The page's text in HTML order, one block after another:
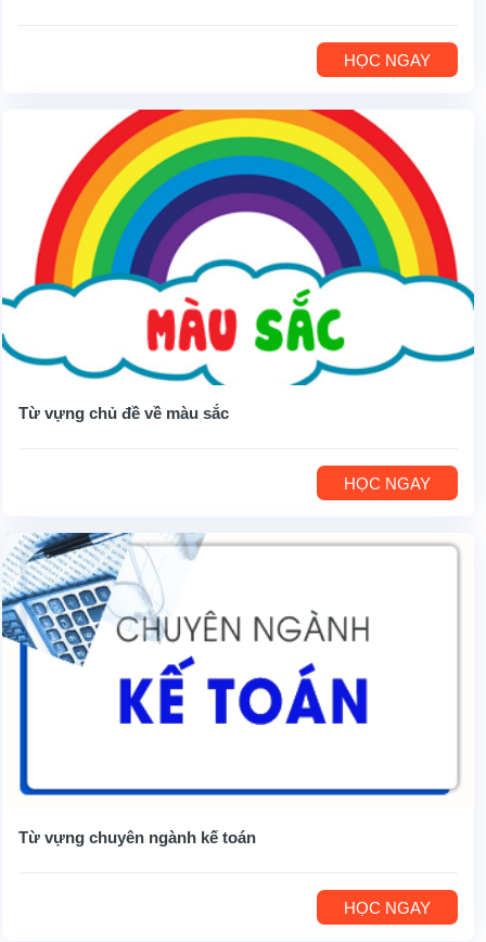
HỌC NGAY
Từ vựng chủ đề về màu sắc
HỌC NGAY
Từ vựng chuyên ngành kế toán
HỌC NGAY